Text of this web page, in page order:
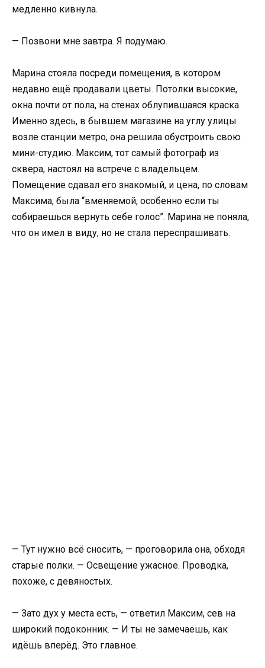
медленно кивнула.
— Позвони мне завтра. Я подумаю.
Марина стояла посреди помещения, в котором
недавно ещё продавали цветы. Потолки высокие,
окна почти от пола, на стенах облупившаяся краска.
Именно здесь, в бывшем магазине на углу улицы
возле станции метро, она решила обустроить свою
мини-студию. Максим, тот самый фотограф из
сквера, настоял на встрече с владельцем.
Помещение сдавал его знакомый, и цена, по словам
Максима, была “вменяемой, особенно если ты
собираешься вернуть себе голос”. Марина не поняла,
что он имел в виду, но не стала переспрашивать.
— Тут нужно всё сносить, — проговорила она, обходя
старые полки. — Освещение ужасное. Проводка,
похоже, с девяностых.
— Зато дух у места есть, — ответил Максим, сев на
широкий подоконник. — И ты не замечаешь, как
идёшь вперёд. Это главное.